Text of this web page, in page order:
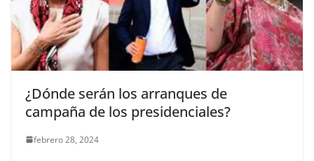
¿Dónde serán los arranques de
campaña de los presidenciales?
febrero 28, 2024